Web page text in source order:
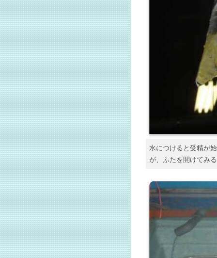
水につけると受精が
が、ふたを開けてみ